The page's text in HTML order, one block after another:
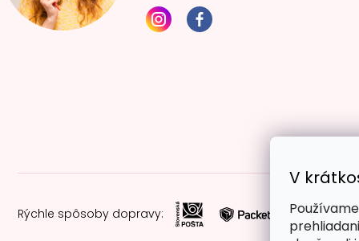
V
Rýchle spôsoby dopravy: